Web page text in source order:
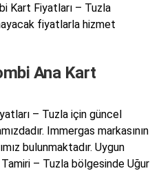
Kart Fiyatları – Tuzla
fiyatlarla hizmet
Ana Kart
– Tuzla için güncel
Immergas markasının
bulunmaktadır. Uygun
– Tuzla bölgesinde Uğur